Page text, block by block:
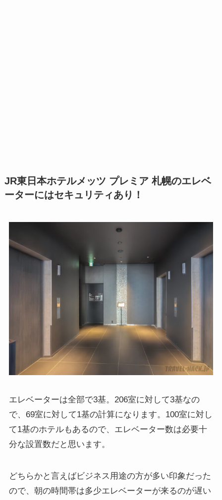
JR東日本ホテルメッツ プレミア 札幌のエレベ
ーターにはセキュリティあり！
エレベーターは全部で3基。206室に対して3基なの
で、69室に対して1基の計算になります。100室に対し
て1基のホテルもあるので、エレベーター数は必要十
分な設置数だと思います。
どちらかと言えばビジネス用途の方が多い印象だった
ので、朝の時間帯は多少エレベーターが来るのが遅い